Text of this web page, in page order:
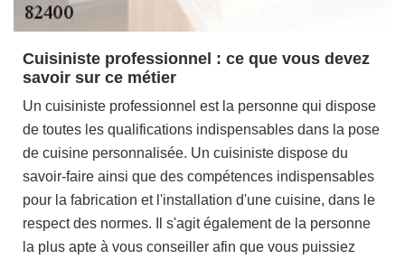
Cuisiniste professionnel : ce que vous devez
savoir sur ce métier
Un cuisiniste professionnel est la personne qui dispose
de toutes les qualifications indispensables dans la pose
de cuisine personnalisée. Un cuisiniste dispose du
savoir-faire ainsi que des compétences indispensables
pour la fabrication et l'installation d'une cuisine, dans le
respect des normes. Il s'agit également de la personne
la plus apte à vous conseiller afin que vous puissiez